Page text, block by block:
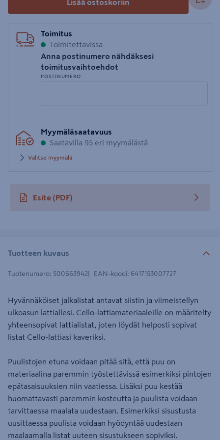
Lisää ostoskoriin
Toimitus
Toimitettavissa
Anna postinumero nähdäksesi
toimitusvaihtoehdot
POSTINUMERO
postinumero
Myymäläsaatavuus
Saatavilla 95 eri myymälästä
Valitse myymälä
Esite (PDF)
avautuu uuteen välilehteen
Tuotteen kuvaus
Tuotenumero: 500663942 EAN-koodi: 6417153007727
Hyvännäköiset jalkalistat antavat siistin ja viimeistellyn
ulkoasun lattiallesi. Cello-lattiamateriaaleille on määritelty
yhteensopivat lattialistat, joten löydät helposti sopivat
listat Cello-lattiasi kaveriksi.
Puulistojen etuna voidaan pitää sitä, että puu on
materiaalina paremmin työstettävissä esimerkiksi pintojen
epätasaisuuksien niin vaatiessa. Lisäksi puu kestää
huomattavasti paremmin kosteutta ja puulista voidaan
tarvittaessa maalata uudestaan. Esimerkiksi sisustusta
uusittaessa puulista voidaan hyödyntää uudestaan
maalaamalla listat uuteen sisustukseen sopiviksi.